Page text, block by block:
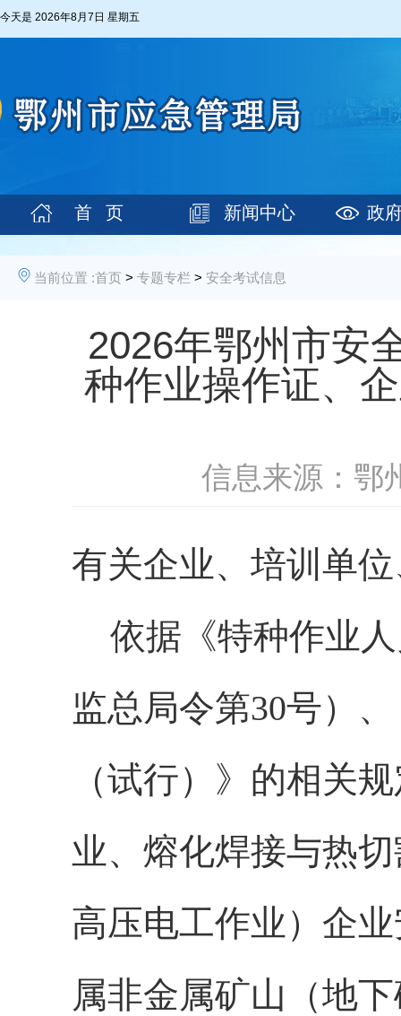
今天是 2026年8月7日 星期五
首 页 新闻中心 政
当前位置 :首页 > 专题专栏 > 安全考试信息
2026年鄂州市安
种作业操作证、
信息来源：鄂
有关企业、培训单
依据《特种作业
监总局令第30号）
（试行）》的相关
业、熔化焊接与热
高压电工作业）企
属非金属矿山（地